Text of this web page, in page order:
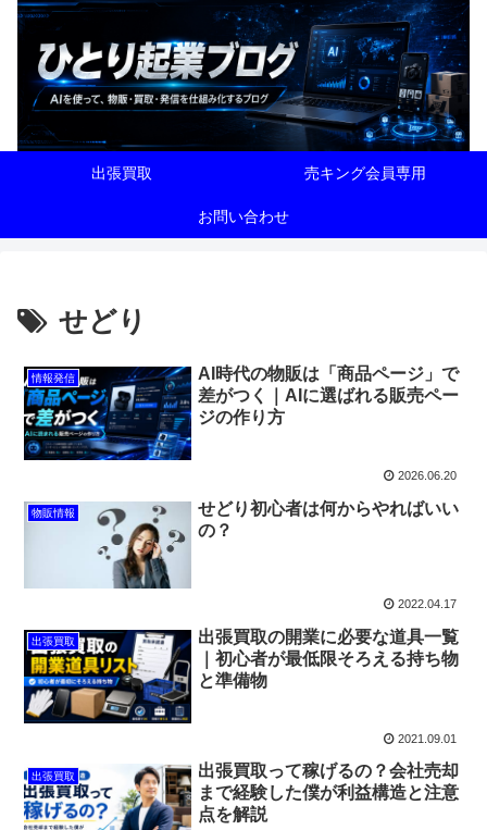
出張買取 売キング会員専用
お問い合わせ
せどり
情報発信
AI時代の物販は「商品ページ」で
差がつく｜AIに選ばれる販売ペー
ジの作り方
2026.06.20
物販情報
せどり初心者は何からやればいい
の？
2022.04.17
出張買取
出張買取の開業に必要な道具一覧
｜初心者が最低限そろえる持ち物
と準備物
2021.09.01
出張買取
出張買取って稼げるの？会社売却
まで経験した僕が利益構造と注意
点を解説